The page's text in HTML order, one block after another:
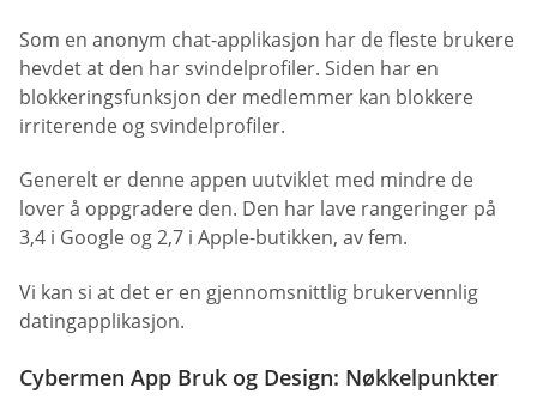
Som en anonym chat-applikasjon har de fleste brukere
hevdet at den har svindelprofiler. Siden har en
blokkeringsfunksjon der medlemmer kan blokkere
irriterende og svindelprofiler.
Generelt er denne appen uutviklet med mindre de
lover å oppgradere den. Den har lave rangeringer på
3,4 i Google og 2,7 i Apple-butikken, av fem.
Vi kan si at det er en gjennomsnittlig brukervennlig
datingapplikasjon.
Cybermen App Bruk og Design: Nøkkelpunkter